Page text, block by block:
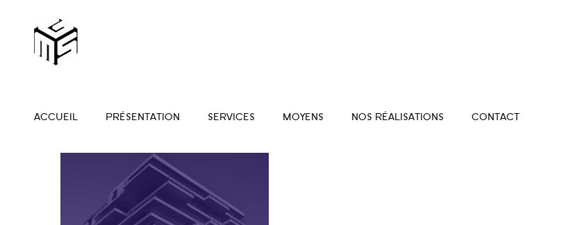
ACCUEIL PRÉSENTATION SERVICES MOYENS NOS RÉALISATIONS CONTACT